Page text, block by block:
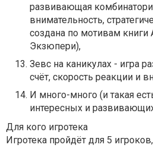
развивающая
внимательность,
создана по мотивам книги
Экзюпери),
Зевс на каникулах - игра
счёт, скорость реакции и
И много-много (и такая
интересных и
Для кого игротека
Игротека пройдёт для 5